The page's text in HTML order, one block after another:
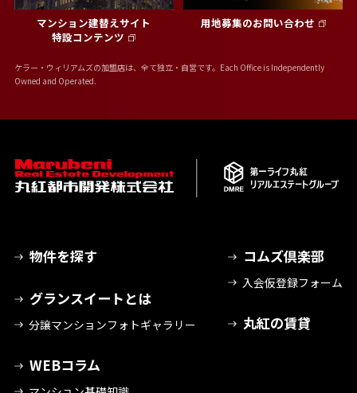
マンション建替えサイト
特設コンテンツ
用地募集のお問い合わせ
ケラー・ウィリアムズの加盟店は、全て独立・自営です。Each Office is Independently
Owned and Operated.
物件を探す
グランスイートとは
分譲マンションフォトギャラリー
WEBコラム
コムズ倶楽部
入会仮登録フォーム
丸紅の賃貸